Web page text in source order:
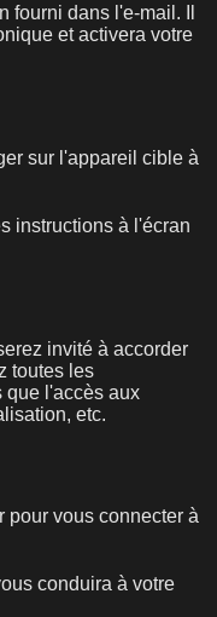
dans l'e-mail. Il
et activera votre
sur l'appareil cible à
instructions à l'écran
invité à accorder
toutes les
que l'accès aux
etc.
pour vous connecter à
conduira à votre